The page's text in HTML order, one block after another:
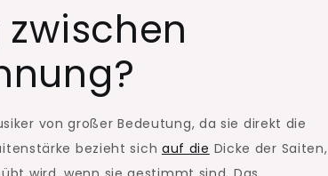
von großer Bedeutung, da sie direkt die
bezieht sich auf die Dicke der Saiten,